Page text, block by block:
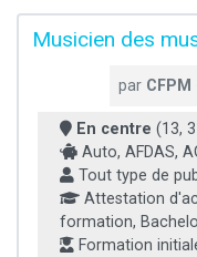
Musicien des
par CFPM
En centre (13,
Auto, AFDAS,
Tout type de
Attestation
formation,
Formation